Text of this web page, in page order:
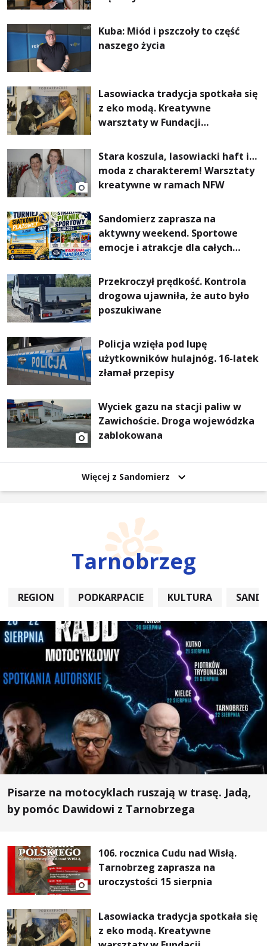
Kuba: Miód i pszczoły to część
naszego życia
Lasowiacka tradycja spotkała się
z eko modą. Kreatywne
warsztaty w Fundacji
Stara koszula, lasowiacki haft i…
moda z charakterem! Warsztaty
kreatywne w ramach NFW
Sandomierz zaprasza na
aktywny weekend. Sportowe
emocje i atrakcje dla całych
Przekroczył prędkość. Kontrola
drogowa ujawniła, że auto było
poszukiwane
Policja wzięła pod lupę
użytkowników hulajnóg. 16-latek
złamał przepisy
Wyciek gazu na stacji paliw w
Zawichoście. Droga wojewódzka
zablokowana
Więcej z Sandomierz
Tarnobrzeg
REGION PODKARPACIE KULTURA
Pisarze na motocyklach ruszają w trasę. Jadą,
by pomóc Dawidowi z Tarnobrzega
106. rocznica Cudu nad Wisłą.
Tarnobrzeg zaprasza na
uroczystości 15 sierpnia
Lasowiacka tradycja spotkała się
z eko modą. Kreatywne